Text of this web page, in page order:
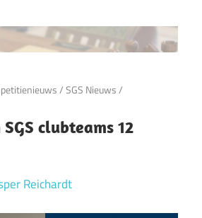
/SGS Nieuws/
clubteams 12
Reichardt